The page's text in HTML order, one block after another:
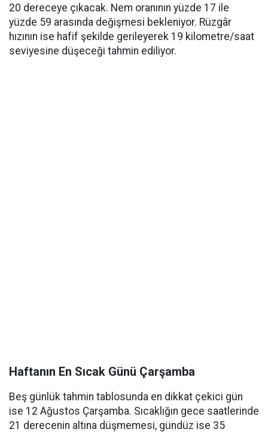
20 dereceye çıkacak. Nem oranının yüzde 17 ile
yüzde 59 arasında değişmesi bekleniyor. Rüzgâr
hızının ise hafif şekilde gerileyerek 19 kilometre/saat
seviyesine düşeceği tahmin ediliyor.
Haftanın En Sıcak Günü Çarşamba
Beş günlük tahmin tablosunda en dikkat çekici gün
ise 12 Ağustos Çarşamba. Sıcaklığın gece saatlerinde
21 derecenin altına düşmemesi, gündüz ise 35